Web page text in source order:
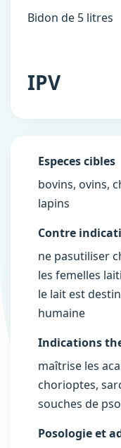
Bidon de 5 litres
IPV
Especes cibles
bovins, ovins,
lapins
Contre
ne pasutiliser
les femelles
le lait est
humaine
Indications
maîtrise les
chorioptes,
souches de
Posologie et